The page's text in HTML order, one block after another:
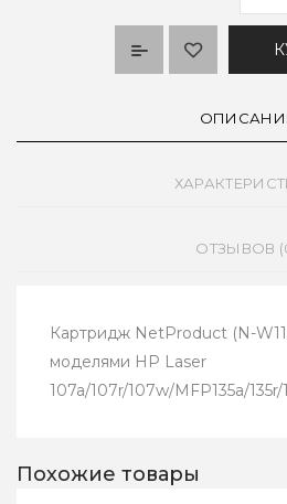
ОТЗЫВОВ
Картридж NetProduct (N-
моделями HP Laser
107a/107r/107w/MFP135a/
Похожие товары